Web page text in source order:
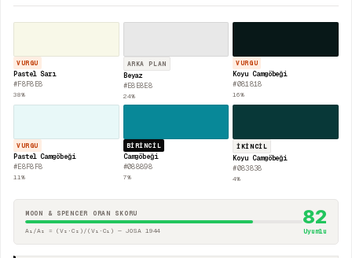
VURGU
Pastel Sarı
#F8F8E8
38%
ARKA PLAN
Beyaz
#E8E8E8
24%
VURGU
Koyu Camgöbeği
#081818
16%
VURGU
Pastel Camgöbeği
#E8F8F8
11%
BIRINCIL
Camgöbeği
#088898
7%
İKINCIL
Koyu Camgöbeği
#083838
4%
MOON & SPENCER ORAN SKORU
A₁/A₂ = (V₂·C₂)/(V₁·C₁) — JOSA 1944
82
Uyumlu